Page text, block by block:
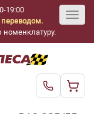
19:00
номенклатуру.